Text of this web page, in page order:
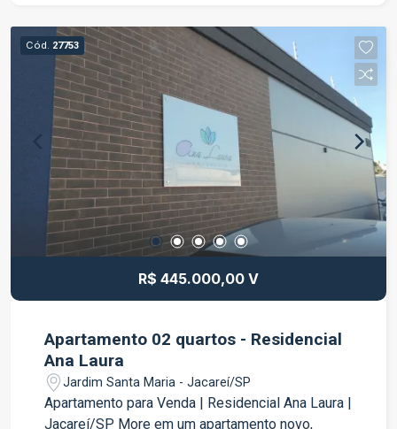
funcional Ideal para escritórios, consultórios,
prestadores de serviços e diversos segmentos
profissionais Diferenciais: Localização
estratégica Edifício comercial moderno Fácil
acesso às principais vias da cidade Próximo a
comércios, bancos, restaurantes e diversos
serviços Uma excelente oportunidade tanto para
locação quanto para venda, ideal para quem
deseja investir ou estabelecer seu negócio em
um endereço de destaque. Entre em contato para
mais informações e agende uma visita.
Cód. 27753
R$ 445.000,00 V
Apartamento 02 quartos - Residencial
Ana Laura
Jardim Santa Maria - Jacareí/SP
Apartamento para Venda | Residencial Ana Laura |
Jacareí/SP More em um apartamento novo,